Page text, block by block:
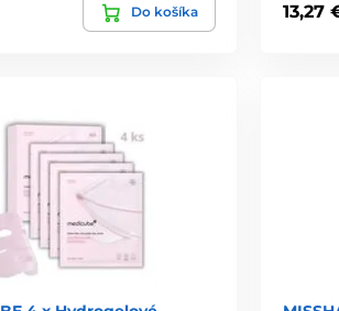
Do košíka 13,27